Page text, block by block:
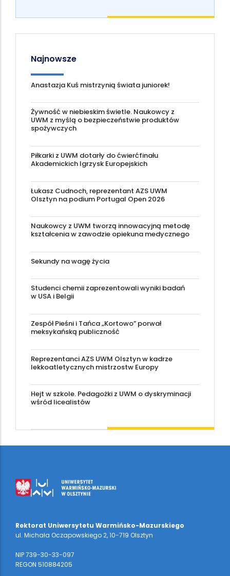
Najnowsze
Anastazja Kuś mistrzynią świata juniorek!
Żywność w niebieskim świetle. Naukowcy z
UWM z myślą o bezpieczeństwie produktów
spożywczych
Piłkarki z UWM dotarły do ćwierćfinału
Akademickich Igrzysk Europejskich
Łukasz Cudnoch, reprezentant AZS UWM
Olsztyn na podium Portugal Open 2026
Naukowcy z UWM tworzą innowacyjną metodę
kształcenia w zawodzie opiekuna medycznego
Sekundy na wagę życia
Studenci chemii zaprezentowali wyniki badań
w USA i Belgii
Zespół Pieśni i Tańca „Kortowo” porwał
meksykańską publiczność
Reprezentanci AZS UWM Olsztyn w kadrze
lekkoatletycznych mistrzostw Europy
Hejt w szkole. Pedagożki z UWM o dyskryminacji
wśród licealistów
Rektorat Uniwersytetu Warmińsko-Mazurskiego
ul. Michała Oczapowskiego 2, 10-719 Olsztyn
NIP 739-30-33-097
REGON 510884205